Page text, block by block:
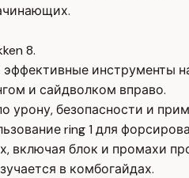
8.
инструменты
и сайдволком вправо.
урону, безопасности и
ring 1 для
включая блок и промахи
в комбогайдах.